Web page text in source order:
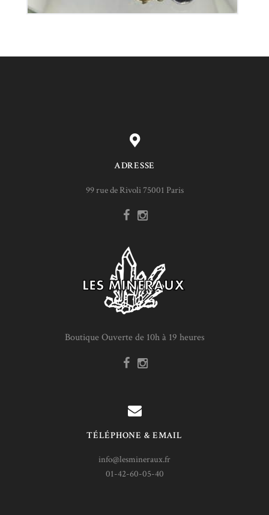
ADRESSE
99 rue de Rivoli 75001 Paris
Boutique Ouverte de 10h à 19 heures
TÉLÉPHONE & EMAIL
info@lesmineraux.fr
01-42-60-05-40